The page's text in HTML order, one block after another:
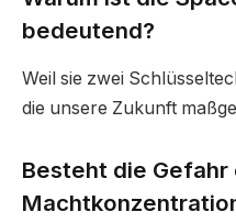
bedeutend?
Weil sie zwei
die unsere Zukunft
Besteht die Gefahr